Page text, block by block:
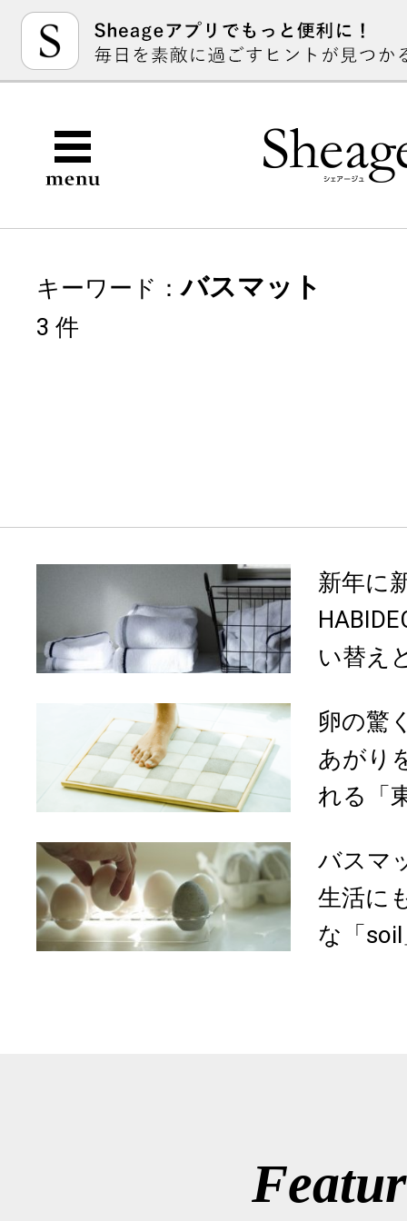
キーワード：バスマット
3 件
新年に
い替え
卵の驚
あがり
れる「
バスマ
生活に
な「